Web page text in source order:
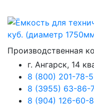
Производственная
г. Ангарск, 14
8 (800) 201-78-
8 (3955) 63-86-
8 (904) 126-60-